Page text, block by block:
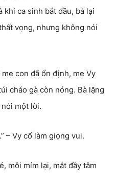
khi ca sinh bắt đầu, bà lại
vọng, nhưng không nói
con đã ổn định, mẹ Vy
cháo gà còn nóng. Bà lặng
một lời.
– Vy cố làm giọng vui.
môi mím lại, mắt đầy tâm